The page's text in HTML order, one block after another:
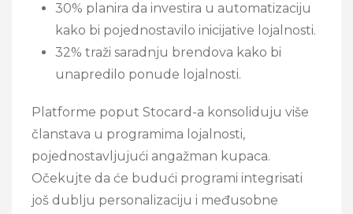
30% planira da investira u automatizaciju
kako bi pojednostavilo inicijative lojalnosti.
32% traži saradnju brendova kako bi
unapredilo ponude lojalnosti.
Platforme poput Stocard-a konsoliduju više
članstava u programima lojalnosti,
pojednostavljujući angažman kupaca.
Očekujte da će budući programi integrisati
još dublju personalizaciju i međusobne